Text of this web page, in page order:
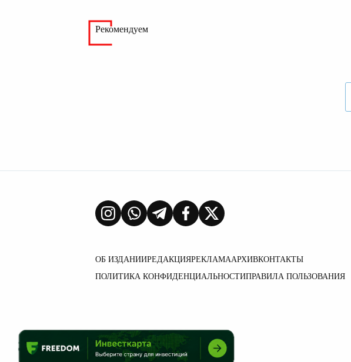
Рекомендуем
ОБ ИЗДАНИИРЕДАКЦИЯРЕКЛАМААРХИВКОНТАКТЫ
ПОЛИТИКА КОНФИДЕНЦИАЛЬНОСТИПРАВИЛА ПОЛЬЗОВАНИЯ